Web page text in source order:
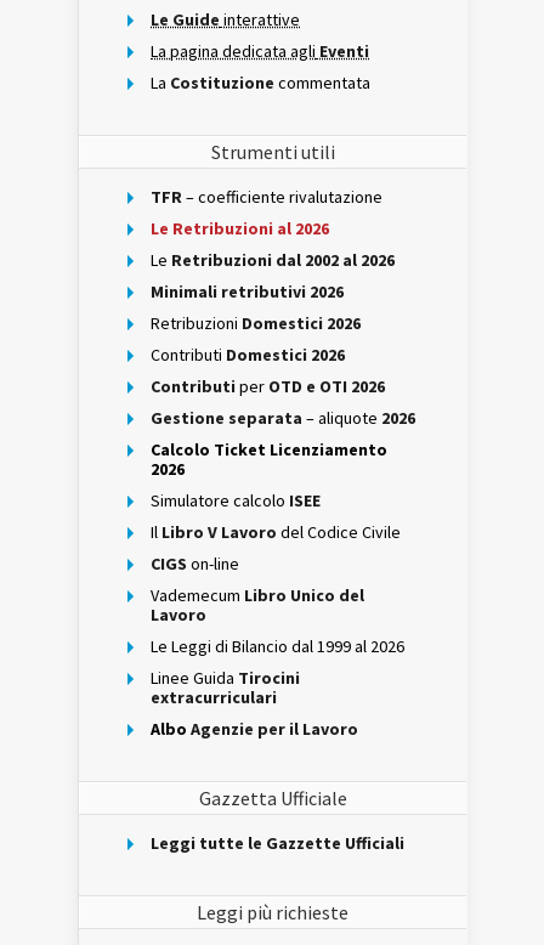
Le Guide interattive
La pagina dedicata agli Eventi
La Costituzione commentata
Strumenti utili
TFR– coefficiente rivalutazione
Le Retribuzioni al 2026
Le Retribuzioni dal 2002 al 2026
Minimali retributivi 2026
Retribuzioni Domestici 2026
Contributi Domestici 2026
Contributi per OTD e OTI 2026
Gestione separata – aliquote 2026
Calcolo Ticket Licenziamento
2026
Simulatore calcolo ISEE
Il Libro V Lavoro del Codice Civile
CIGS on-line
Vademecum Libro Unico del
Lavoro
Le Leggi di Bilancio dal 1999 al 2026
Linee Guida Tirocini
extracurriculari
Albo Agenzie per il Lavoro
Gazzetta Ufficiale
Leggi tutte le Gazzette Ufficiali
Leggi più richieste